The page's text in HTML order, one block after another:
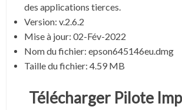
des applications tierces.
Version: v.2.6.2
Mise à jour: 02-Fév-2022
Nom du fichier: epson645146eu.dmg
Taille du fichier: 4.59 MB
Télécharger Pilote